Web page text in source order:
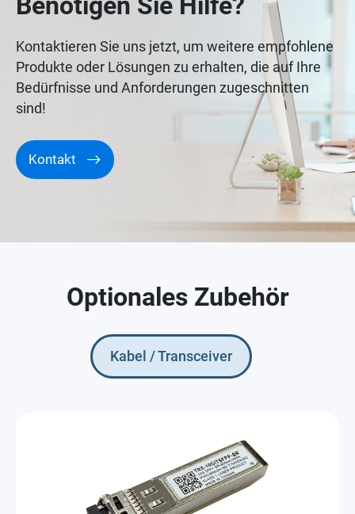
Benötigen Sie Hilfe?
Kontaktieren Sie uns jetzt, um weitere empfohlene
Produkte oder Lösungen zu erhalten, die auf Ihre
Bedürfnisse und Anforderungen zugeschnitten
sind!
Kontakt
Optionales Zubehör
Kabel / Transceiver